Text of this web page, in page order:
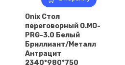
Onix Стол
переговорный O.MO-
PRG-3.0 Белый
Бриллиант/Металл
Антрацит
2340*980*750